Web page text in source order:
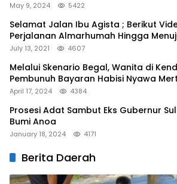
May 9, 2024 5422
Selamat Jalan Ibu Agista ; Berikut
Perjalanan Almarhumah Hingga
Terakhir
July 13, 2021 4607
Melalui Skenario Begal, Wanita di
Pembunuh Bayaran Habisi Nyawa
April 17, 2024 4384
Prosesi Adat Sambut Eks Gubernur
Bumi Anoa
January 18, 2024 4171
Berita Daerah